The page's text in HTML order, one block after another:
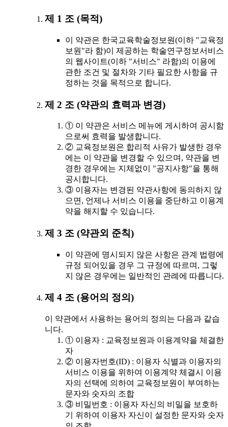
제 1 조 (목적)
이 약관은 한국교육학술정보원(이하 "교육정
보원"라 함)이 제공하는 학술연구정보서비스
의 웹사이트(이하 "서비스" 라함)의 이용에
관한 조건 및 절차와 기타 필요한 사항을 규
정하는 것을 목적으로 합니다.
제 2 조 (약관의 효력과 변경)
① 이 약관은 서비스 메뉴에 게시하여 공시함
으로써 효력을 발생합니다.
② 교육정보원은 합리적 사유가 발생한 경우
에는 이 약관을 변경할 수 있으며, 약관을 변
경한 경우에는 지체없이 "공지사항"을 통해
공시합니다.
③ 이용자는 변경된 약관사항에 동의하지 않
으면, 언제나 서비스 이용을 중단하고 이용계
약을 해지할 수 있습니다.
제 3 조 (약관외 준칙)
이 약관에 명시되지 않은 사항은 관계 법령에
규정 되어있을 경우 그 규정에 따르며, 그렇
지 않은 경우에는 일반적인 관례에 따릅니다.
제 4 조 (용어의 정의)
이 약관에서 사용하는 용어의 정의는 다음과 같습
니다.
① 이용자 : 교육정보원과 이용계약을 체결한
자
② 이용자번호(ID) : 이용자 식별과 이용자의
서비스 이용을 위하여 이용계약 체결시 이용
자의 선택에 의하여 교육정보원이 부여하는
문자와 숫자의 조합
③ 비밀번호 : 이용자 자신의 비밀을 보호하
기 위하여 이용자 자신이 설정한 문자와 숫자